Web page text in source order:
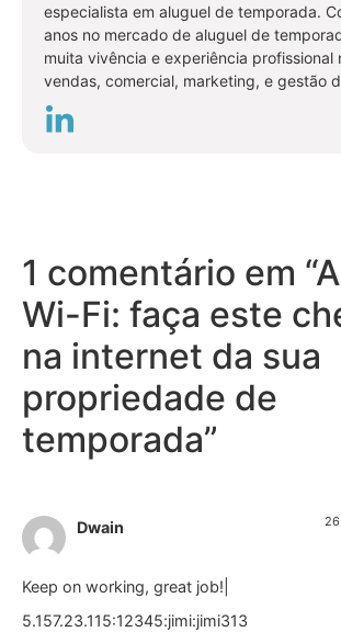
especialista em aluguel de temporada.
anos no mercado de aluguel de
muita vivência e experiência profissional
vendas, comercial, marketing, e gestão
1 comentário em “
Wi-Fi: faça este
na internet da sua
propriedade de
temporada”
Dwain
Keep on working, great job!|
5.157.23.115:12345:jimi:jimi313